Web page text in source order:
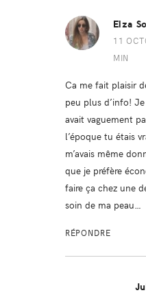
Elza
11
MIN
Ca me fait plaisir
peu plus d’info!
avait vaguement
l’époque tu étais
m’avais même
que je préfère
faire ça chez une
soin de ma peau…
RÉPONDRE